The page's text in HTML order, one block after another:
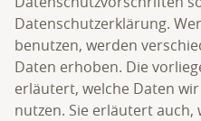
Datenschutzerklärung.
benutzen, werden
Daten erhoben. Die
erläutert, welche Daten
nutzen. Sie erläutert auch,